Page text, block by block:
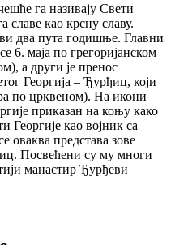
га називају Свети
као крсну славу.
два пута годишње. Главни
6. маја по грегоријанском
а други је пренос
Георгија – Ђурђиц, који
по црквеном). На икони
приказан на коњу како
Георгије као војник са
представа зове
Посвећени су му многи
манастир Ђурђеви